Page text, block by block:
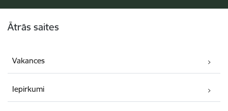
Ātrās saites
Vakances
Iepirkumi